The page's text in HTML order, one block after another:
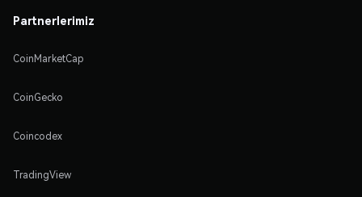
Partnerlerimiz
CoinMarketCap
CoinGecko
Coincodex
TradingView